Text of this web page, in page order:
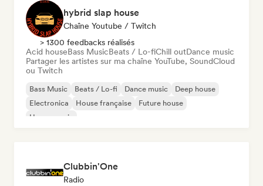
hybrid slap house
Chaîne Youtube / Twitch
> 1300 feedbacks réalisés
Acid houseBass MusicBeats / Lo-fiChill outDance music
Partager les artistes sur ma chaîne YouTube, SoundCloud
ou Twitch
Bass Music Beats / Lo-fi Dance music
Deep house
Electronica
House française
Future house
House music
Clubbin'One
Radio